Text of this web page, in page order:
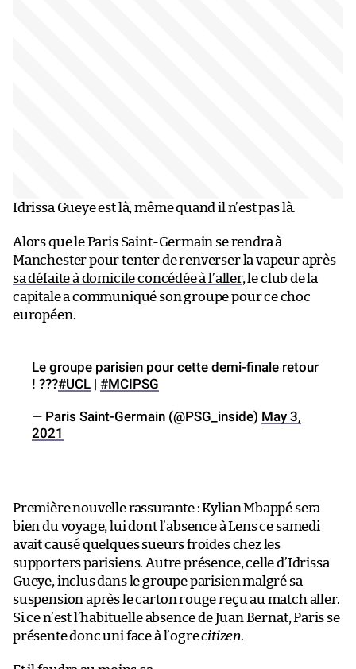
Idrissa Gueye est là, même quand il n’est pas là.
Alors que le Paris Saint-Germain se rendra à
Manchester pour tenter de renverser la vapeur après
sa défaite à domicile concédée à l’aller, le club de la
capitale a communiqué son groupe pour ce choc
européen.
Le groupe parisien pour cette demi-finale retour
! ???#UCL | #MCIPSG
— Paris Saint-Germain (@PSG_inside) May 3,
2021
Première nouvelle rassurante : Kylian Mbappé sera
bien du voyage, lui dont l’absence à Lens ce samedi
avait causé quelques sueurs froides chez les
supporters parisiens. Autre présence, celle d’Idrissa
Gueye, inclus dans le groupe parisien malgré sa
suspension après le carton rouge reçu au match aller.
Si ce n’est l’habituelle absence de Juan Bernat, Paris se
présente donc uni face à l’ogrecitizen.